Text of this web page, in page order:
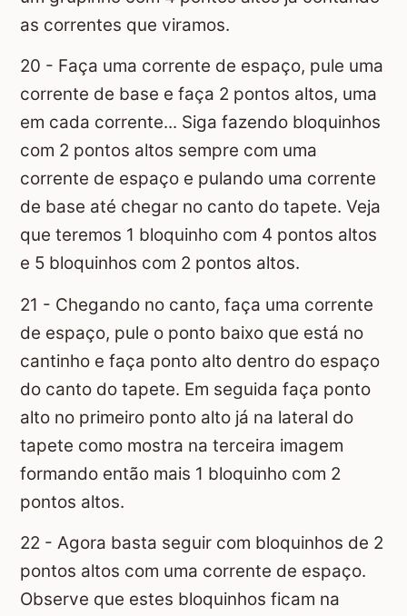
as correntes que viramos.
20 - Faça uma corrente de espaço, pule uma
corrente de base e faça 2 pontos altos, uma
em cada corrente... Siga fazendo bloquinhos
com 2 pontos altos sempre com uma
corrente de espaço e pulando uma corrente
de base até chegar no canto do tapete. Veja
que teremos 1 bloquinho com 4 pontos altos
e 5 bloquinhos com 2 pontos altos.
21 - Chegando no canto, faça uma corrente
de espaço, pule o ponto baixo que está no
cantinho e faça ponto alto dentro do espaço
do canto do tapete. Em seguida faça ponto
alto no primeiro ponto alto já na lateral do
tapete como mostra na terceira imagem
formando então mais 1 bloquinho com 2
pontos altos.
22 - Agora basta seguir com bloquinhos de 2
pontos altos com uma corrente de espaço.
Observe que estes bloquinhos ficam na